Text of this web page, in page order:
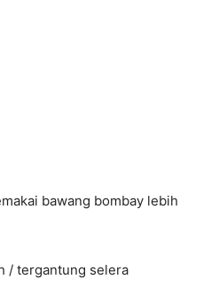
bawang bombay lebih
/ tergantung selera